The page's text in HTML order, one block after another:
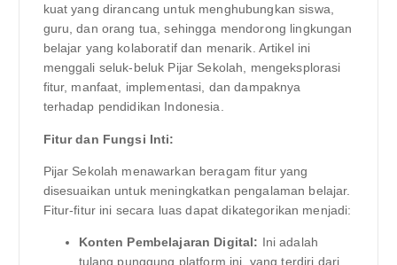
kuat yang dirancang untuk menghubungkan siswa,
guru, dan orang tua, sehingga mendorong lingkungan
belajar yang kolaboratif dan menarik. Artikel ini
menggali seluk-beluk Pijar Sekolah, mengeksplorasi
fitur, manfaat, implementasi, dan dampaknya
terhadap pendidikan Indonesia.
Fitur dan Fungsi Inti:
Pijar Sekolah menawarkan beragam fitur yang
disesuaikan untuk meningkatkan pengalaman belajar.
Fitur-fitur ini secara luas dapat dikategorikan menjadi:
Konten Pembelajaran Digital: Ini adalah
tulang punggung platform ini, yang terdiri dari